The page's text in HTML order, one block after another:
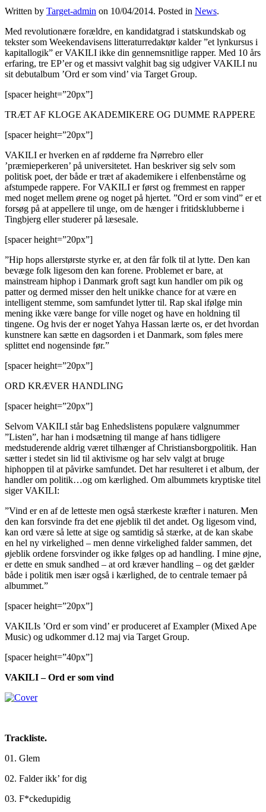
Written by Target-admin on 10/04/2014. Posted in News.
Med revolutionære forældre, en kandidatgrad i statskundskab og
tekster som Weekendavisens litteraturredaktør kalder ”et lynkursus i
kapitallogik” er VAKILI ikke din gennemsnitlige rapper. Med 10 års
erfaring, tre EP’er og et massivt valghit bag sig udgiver VAKILI nu
sit debutalbum ’Ord er som vind’ via Target Group.
[spacer height=”20px”]
TRÆT AF KLOGE AKADEMIKERE OG DUMME RAPPERE
[spacer height=”20px”]
VAKILI er hverken en af rødderne fra Nørrebro eller
’præmieperkeren’ på universitetet. Han beskriver sig selv som
politisk poet, der både er træt af akademikere i elfenbenstårne og
afstumpede rappere. For VAKILI er først og fremmest en rapper
med noget mellem ørene og noget på hjertet. ”Ord er som vind” er et
forsøg på at appellere til unge, om de hænger i fritidsklubberne i
Tingbjerg eller studerer på læsesale.
[spacer height=”20px”]
”Hip hops allerstørste styrke er, at den får folk til at lytte. Den kan
bevæge folk ligesom den kan forene. Problemet er bare, at
mainstream hiphop i Danmark groft sagt kun handler om pik og
patter og dermed misser den helt unikke chance for at være en
intelligent stemme, som samfundet lytter til. Rap skal ifølge min
mening ikke være bange for ville noget og have en holdning til
tingene. Og hvis der er noget Yahya Hassan lærte os, er det hvordan
kunstnere kan sætte en dagsorden i et Danmark, som føles mere
splittet end nogensinde før.”
[spacer height=”20px”]
ORD KRÆVER HANDLING
[spacer height=”20px”]
Selvom VAKILI står bag Enhedslistens populære valgnummer
”Listen”, har han i modsætning til mange af hans tidligere
medstuderende aldrig været tilhænger af Christiansborgpolitik. Han
sætter i stedet sin lid til aktivisme og har selv valgt at bruge
hiphoppen til at påvirke samfundet. Det har resulteret i et album, der
handler om politik…og om kærlighed. Om albummets kryptiske titel
siger VAKILI:
”Vind er en af de letteste men også stærkeste kræfter i naturen. Men
den kan forsvinde fra det ene øjeblik til det andet. Og ligesom vind,
kan ord være så lette at sige og samtidig så stærke, at de kan skabe
en hel ny virkelighed – men denne virkelighed falder sammen, det
øjeblik ordene forsvinder og ikke følges op ad handling. I mine øjne,
er dette en smuk sandhed – at ord kræver handling – og det gælder
både i politik men især også i kærlighed, de to centrale temaer på
albummet.”
[spacer height=”20px”]
VAKILIs ’Ord er som vind’ er produceret af Exampler (Mixed Ape
Music) og udkommer d.12 maj via Target Group.
[spacer height=”40px”]
VAKILI – Ord er som vind
Trackliste.
01. Glem
02. Falder ikk’ for dig
03. F*ckedupidig